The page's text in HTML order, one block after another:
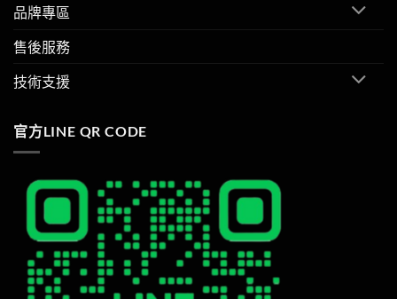
品牌專區
售後服務
技術支援
官方LINE QR CODE